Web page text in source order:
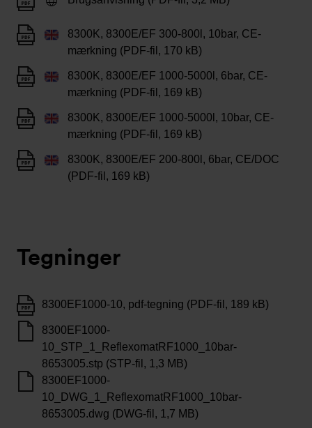
8300K, 8300E/EF 300-800l, 10bar, CE-
mærkning (PDF-fil, 170 kB)
8300K, 8300E/EF 1000-5000l, 6bar, CE-
mærkning (PDF-fil, 169 kB)
8300K, 8300E/EF 1000-5000l, 10bar, CE-
mærkning (PDF-fil, 169 kB)
8300K, 8300E/EF 200-800l, 6bar, CE/DOC
(PDF-fil, 169 kB)
Tegninger
8300EF1000-10, pdf-tegning (PDF-fil, 189 kB)
8300EF1000-
10_STP_1_ReflexomatRF1000_10bar-
8653005.stp (STP-fil, 1,3 MB)
8300EF1000-
10_DWG_1_ReflexomatRF1000_10bar-
8653005.dwg (DWG-fil, 1,7 MB)